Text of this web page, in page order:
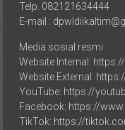
E-mail :
Website Internal:
Website External:
YouTube: https://
Facebook: https://
TikTok: https://
X: https://x.com/